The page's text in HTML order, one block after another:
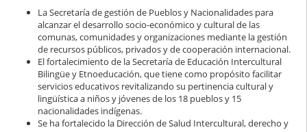
La Secretaría de gestión de Pueblos y Nacionalidades para
alcanzar el desarrollo socio-económico y cultural de las
comunas, comunidades y organizaciones mediante la gestión
de recursos públicos, privados y de cooperación internacional.
El fortalecimiento de la Secretaría de Educación Intercultural
Bilingüe y Etnoeducación, que tiene como propósito facilitar
servicios educativos revitalizando su pertinencia cultural y
lingüística a niños y jóvenes de los 18 pueblos y 15
nacionalidades indígenas.
Se ha fortalecido la Dirección de Salud Intercultural, derecho y